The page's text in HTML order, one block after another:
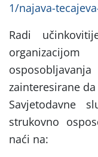
1/najava-
Radi
zainteresirane
Savjetodavne
strukovno
naći na: